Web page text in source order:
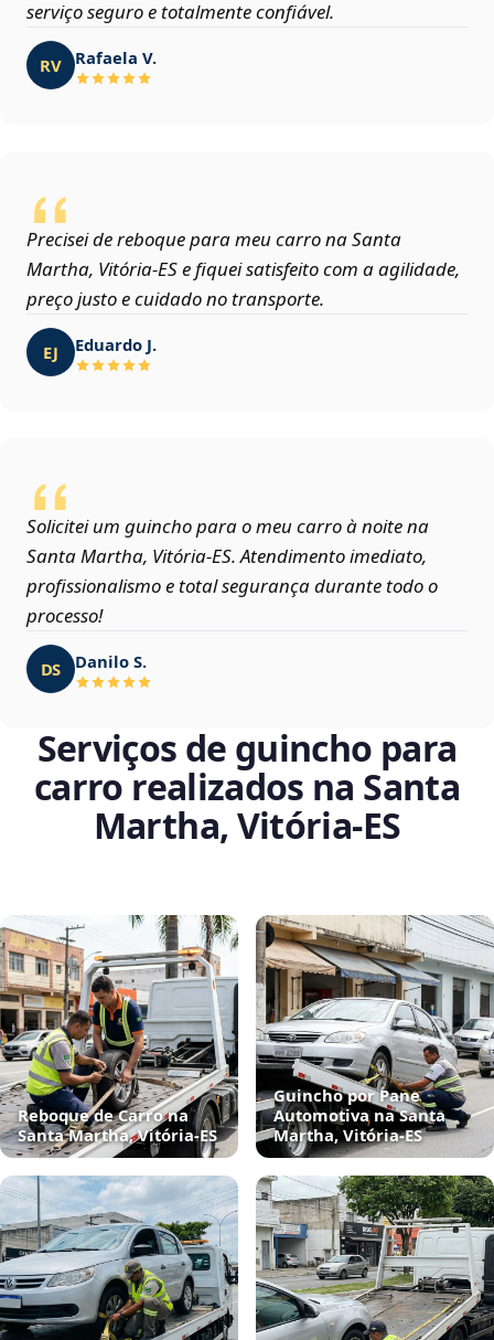
serviço seguro e totalmente confiável.
RV Rafaela V.
Precisei de reboque para meu carro na Santa
Martha, Vitória‑ES e fiquei satisfeito com a agilidade,
preço justo e cuidado no transporte.
EJ Eduardo J.
Solicitei um guincho para o meu carro à noite na
Santa Martha, Vitória‑ES. Atendimento imediato,
profissionalismo e total segurança durante todo o
processo!
DS Danilo S.
Serviços de guincho para
carro realizados na Santa
Martha, Vitória‑ES
Reboque de Carro na
Santa Martha, Vitória‑ES
Guincho por Pane
Automotiva na Santa
Martha, Vitória‑ES